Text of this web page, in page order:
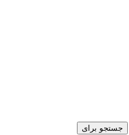
جستجو برای